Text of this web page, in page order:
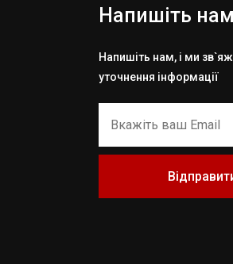
Напишіть нам
Напишіть нам, і ми
уточнення інформації